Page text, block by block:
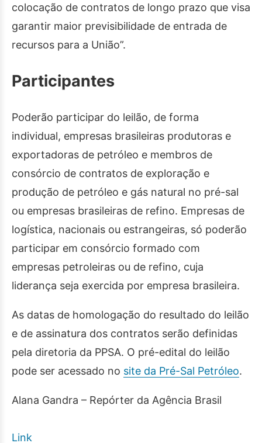
colocação de contratos de longo prazo que visa
garantir maior previsibilidade de entrada de
recursos para a União”.
Participantes
Poderão participar do leilão, de forma
individual, empresas brasileiras produtoras e
exportadoras de petróleo e membros de
consórcio de contratos de exploração e
produção de petróleo e gás natural no pré-sal
ou empresas brasileiras de refino. Empresas de
logística, nacionais ou estrangeiras, só poderão
participar em consórcio formado com
empresas petroleiras ou de refino, cuja
liderança seja exercida por empresa brasileira.
As datas de homologação do resultado do leilão
e de assinatura dos contratos serão definidas
pela diretoria da PPSA. O pré-edital do leilão
pode ser acessado no site da Pré-Sal Petróleo.
Alana Gandra – Repórter da Agência Brasil
Link